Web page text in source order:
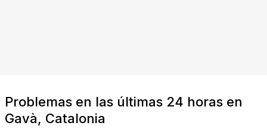
Problemas en las últimas 24 horas en
Gavà, Catalonia